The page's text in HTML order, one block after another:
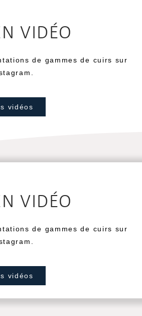
VIDÉO
de gammes de cuirs sur
vidéos
VIDÉO
de gammes de cuirs sur
vidéos